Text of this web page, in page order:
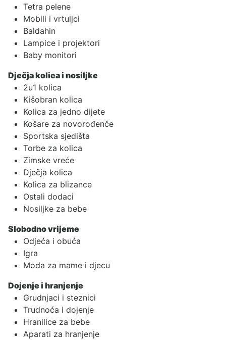
Tetra pelene
Mobili i vrtuljci
Baldahin
Lampice i projektori
Baby monitori
Dječja kolica i nosiljke
2u1 kolica
Kišobran kolica
Kolica za jedno dijete
Košare za novorođenče
Sportska sjedišta
Torbe za kolica
Zimske vreće
Dječja kolica
Kolica za blizance
Ostali dodaci
Nosiljke za bebe
Slobodno vrijeme
Odjeća i obuća
Igra
Moda za mame i djecu
Dojenje i hranjenje
Grudnjaci i steznici
Trudnoća i dojenje
Hranilice za bebe
Aparati za hranjenje